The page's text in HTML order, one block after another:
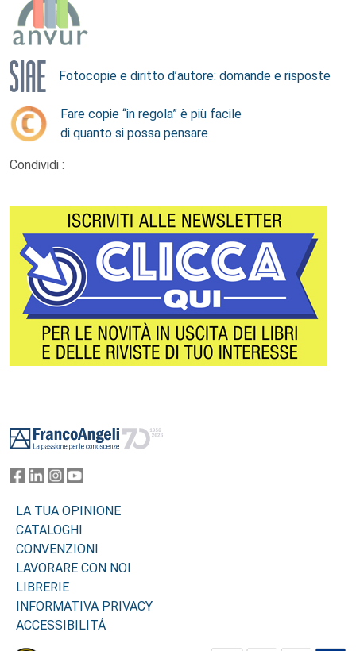
Fotocopie e diritto d’autore: domande e risposte
Fare copie “in regola” è più facile
di quanto si possa pensare
Condividi :
LA TUA OPINIONE
CATALOGHI
CONVENZIONI
LAVORARE CON NOI
LIBRERIE
INFORMATIVA PRIVACY
ACCESSIBILITÁ